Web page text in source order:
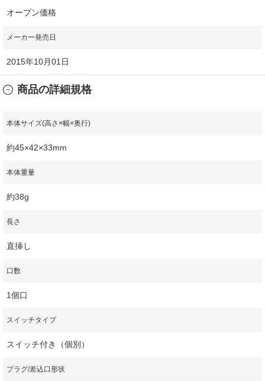
オープン価格
メーカー発売日
2015年10月01日
商品の詳細規格
本体サイズ(高さ×幅×奥行)
約45×42×33mm
本体重量
約38g
長さ
直挿し
口数
1個口
スイッチタイプ
スイッチ付き（個別）
プラグ/差込口形状